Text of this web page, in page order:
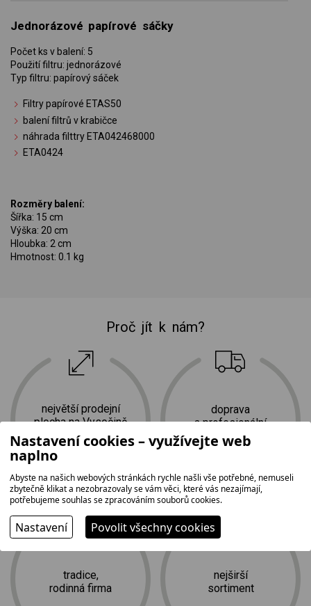
Jednorázové papírové sáčky
Počet ks v balení: 5
Použití filtru: jednorázové
Typ filtru: papírový sáček
Filtry papírové ETAS50
balení filtrů v krabičce
náhrada filttry ETA042468000
ETA0424
Rozměry balení:
Šířka: 15 cm
Výška: 20 cm
Hloubka: 2 cm
Hmotnost: 0.1 kg
Proč jít k nám?
největší prodejní
plocha na Vysočině
1 500 m
tradice,
rodinná firma
doprava
a profesionální
instalace zdarma
nejširší
sortiment
Nastavení cookies – využívejte web
naplno
Abyste na našich webových stránkách rychle našli vše potřebné, nemuseli
zbytečně klikat a nezobrazovaly se vám věci, které vás nezajímají,
potřebujeme souhlas se zpracováním souborů cookies.
Nastavení Povolit všechny cookies